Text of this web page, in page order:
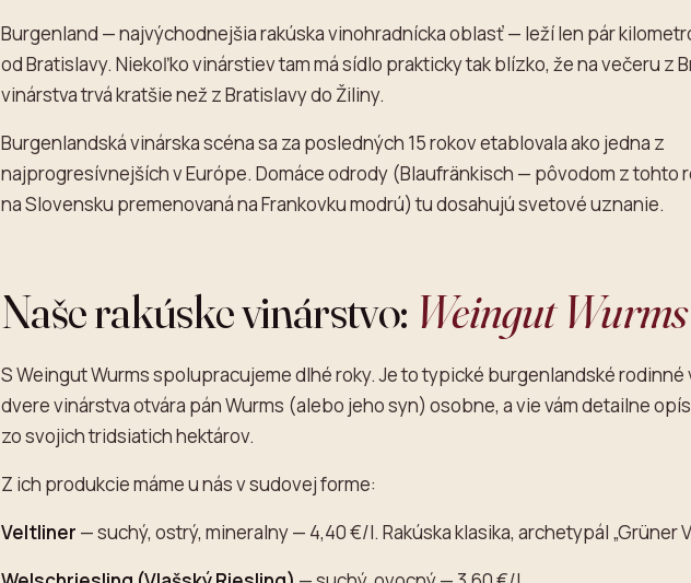
Burgenland — najvýchodnejšia rakúska vinohradnícka oblasť — leží len pár
od Bratislavy. Niekoľko vinárstiev tam má sídlo prakticky tak blízko, že na večeru z
vinárstva trvá kratšie než z Bratislavy do Žiliny.
Burgenlandská vinárska scéna sa za posledných 15 rokov etablovala ako jedna z
najprogresívnejších v Európe. Domáce odrody (Blaufränkisch — pôvodom z tohto
na Slovensku premenovaná na Frankovku modrú) tu dosahujú svetové uznanie.
Naše rakúske vinárstvo: Weingut Wurms
S Weingut Wurms spolupracujeme dlhé roky. Je to typické burgenlandské
dvere vinárstva otvára pán Wurms (alebo jeho syn) osobne, a vie vám detailne
zo svojich tridsiatich hektárov.
Z ich produkcie máme u nás v sudovej forme:
Veltliner — suchý, ostrý, mineralny — 4,40 €/l. Rakúska klasika, archetypál „Grüner